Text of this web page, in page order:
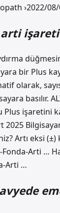
›2022/
işareti
bir Plus
olarak,
basılır.
Plus işaretini
2025
Artı eksi (±)
Fonda-Arti …
Arti …